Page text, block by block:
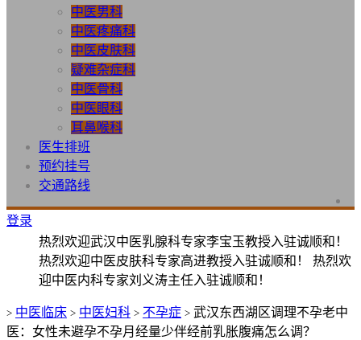
中医男科
中医疼痛科
中医皮肤科
疑难杂症科
中医骨科
中医眼科
耳鼻喉科
医生排班
预约挂号
交通路线
登录
热烈欢迎武汉中医乳腺科专家李宝玉教授入驻诚顺和！
热烈欢迎中医皮肤科专家高进教授入驻诚顺和！ 热烈欢
迎中医内科专家刘义涛主任入驻诚顺和！
> 中医临床 > 中医妇科 > 不孕症 > 武汉东西湖区调理不孕老中
医：女性未避孕不孕月经量少伴经前乳胀腹痛怎么调？